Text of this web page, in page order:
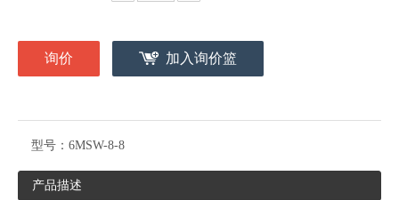
询价 加入询价篮
型号： 6MSW-8-8
产品描述